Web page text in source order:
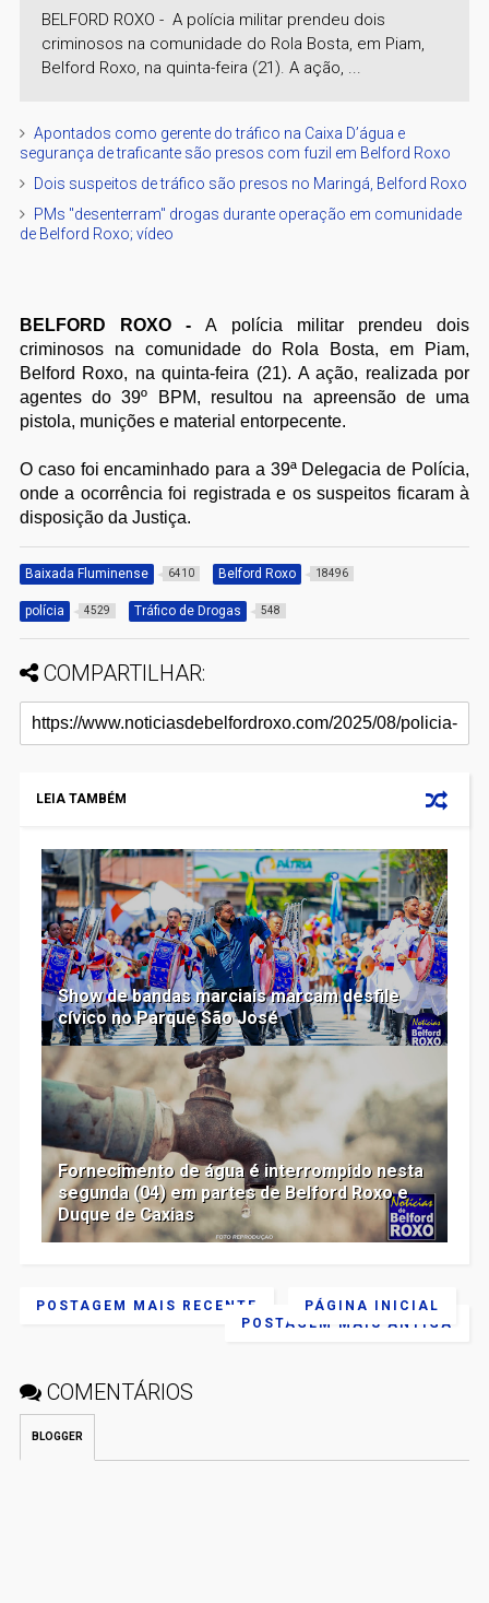
BELFORD ROXO - A polícia militar prendeu dois
criminosos na comunidade do Rola Bosta, em Piam,
Belford Roxo, na quinta-feira (21). A ação, ...
Apontados como gerente do tráfico na Caixa D’água e
segurança de traficante são presos com fuzil em Belford Roxo
Dois suspeitos de tráfico são presos no Maringá, Belford Roxo
PMs "desenterram" drogas durante operação em comunidade
de Belford Roxo; vídeo
BELFORD ROXO -A polícia militar prendeu dois
criminosos na comunidade do Rola Bosta, em Piam,
Belford Roxo, na quinta-feira (21). A ação, realizada por
agentes do 39º BPM, resultou na apreensão de uma
pistola, munições e material entorpecente.
O caso foi encaminhado para a 39ª Delegacia de Polícia,
onde a ocorrência foi registrada e os suspeitos ficaram à
disposição da Justiça.
Baixada Fluminense 6410 Belford Roxo 18496
polícia 4529 Tráfico de Drogas 548
COMPARTILHAR:
LEIA TAMBÉM
Show de bandas marciais marcam desfile
cívico no Parque São José
Fornecimento de água é interrompido nesta
segunda (04) em partes de Belford Roxo e
Duque de Caxias
POSTAGEM MAIS RECENTE
POSTAGEM MAIS ANTIGA
PÁGINA INICIAL
COMENTÁRIOS
BLOGGER